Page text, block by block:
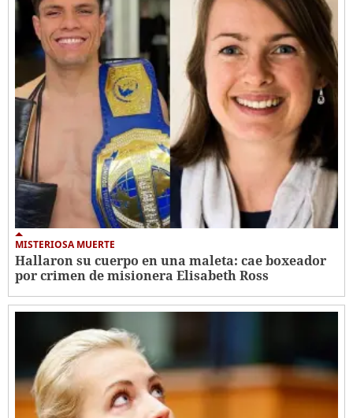
MISTERIOSA MUERTE
Hallaron su cuerpo en una maleta: cae boxeador
por crimen de misionera Elisabeth Ross